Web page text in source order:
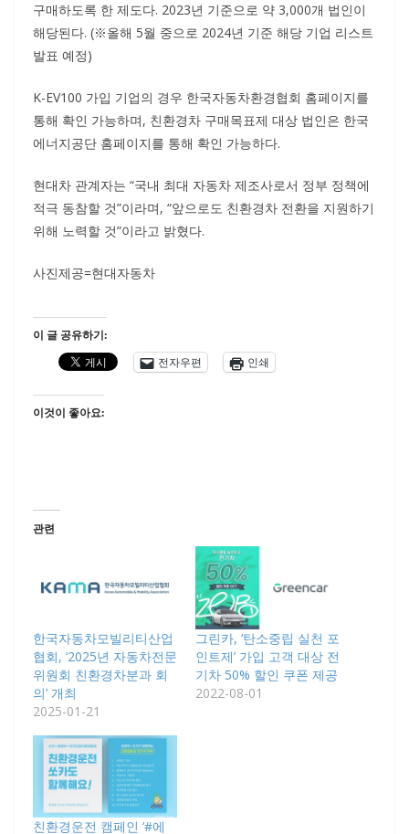
구매하도록 한 제도다. 2023년 기준으로 약 3,000개 법인이
해당된다. (※올해 5월 중으로 2024년 기준 해당 기업 리스트
발표 예정)
K-EV100 가입 기업의 경우 한국자동차환경협회 홈페이지를
통해 확인 가능하며, 친환경차 구매목표제 대상 법인은 한국
에너지공단 홈페이지를 통해 확인 가능하다.
현대차 관계자는 “국내 최대 자동차 제조사로서 정부 정책에
적극 동참할 것”이라며, “앞으로도 친환경차 전환을 지원하기
위해 노력할 것”이라고 밝혔다.
사진제공=현대자동차
이 글 공유하기:
전자우편
인쇄
이것이 좋아요:
관련
한국자동차모빌리티산업
협회, ‘2025년 자동차전문
위원회 친환경차분과 회
의’ 개최
2025-01-21
그린카, ‘탄소중립 실천 포
인트제’ 가입 고객 대상 전
기차 50% 할인 쿠폰 제공
2022-08-01
친환경운전 캠페인 ‘#에